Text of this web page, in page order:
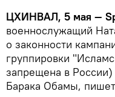
ЦХИНВАЛ, 5 мая —
военнослужащий
о законности
группировки
запрещена в
Барака Обамы, пишет